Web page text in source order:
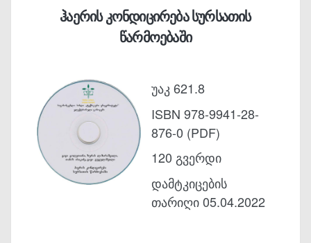
ჰაერის კონდიცირება სურსათის
წარმოებაში
უაკ 621.8
ISBN 978-9941-28-
876-0 (PDF)
120 გვერდი
დამტკიცების
თარიღი 05.04.2022